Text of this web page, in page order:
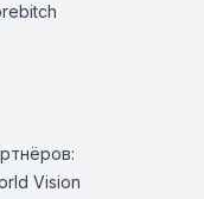
Vision